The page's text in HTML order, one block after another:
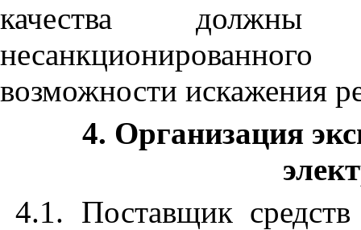
качества
возможности искажения
4. Организация
4.1. Поставщик